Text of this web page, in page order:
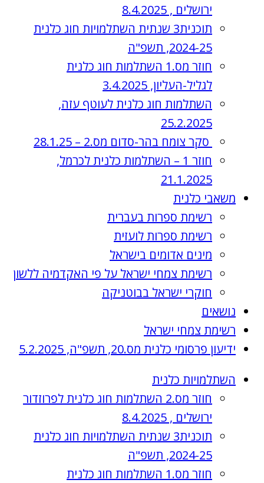
ירושלים , 8.4.2025
תוכנית3 שנתית השתלמויות חוג כלנית
2024-25, תשפ"ה
חוזר מס.1 השתלמות חוג כלנית
לגליל-העליון, 3.4.2025
השתלמות חוג כלנית לעוטף עזה,
25.2.2025
סקר צומח בהר-סדום מס.2 – 28.1.25
חוזר 1 – השתלמות כלנית לכרמל,
21.1.2025
משאבי כלנית
רשימת ספרות בעברית
רשימת ספרות לועזית
מינים אדומים בישראל
רשימת צמחי ישראל על פי האקדמיה ללשון
חוקרי ישראל בבוטניקה
נושאים
רשימת צמחי ישראל
ידיעון פרסומי כלנית מס.20, תשפ"ה, 5.2.2025
השתלמויות כלנית
חוזר מס.2 השתלמות חוג כלנית לפרוזדור
ירושלים , 8.4.2025
תוכנית3 שנתית השתלמויות חוג כלנית
2024-25, תשפ"ה
חוזר מס.1 השתלמות חוג כלנית